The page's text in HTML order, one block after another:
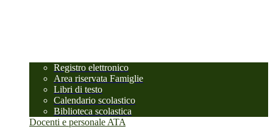
Registro elettronico
Area riservata Famiglie
Libri di testo
Calendario scolastico
Biblioteca scolastica
Docenti e personale ATA